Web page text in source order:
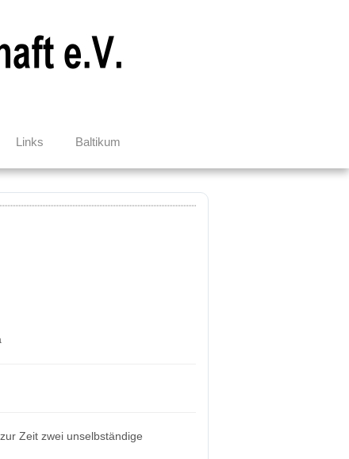
Links Baltikum
Zeit zwei unselbständige